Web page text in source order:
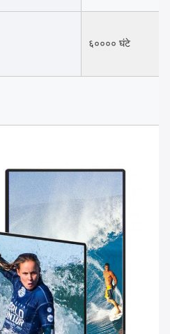
६०००० घंटे